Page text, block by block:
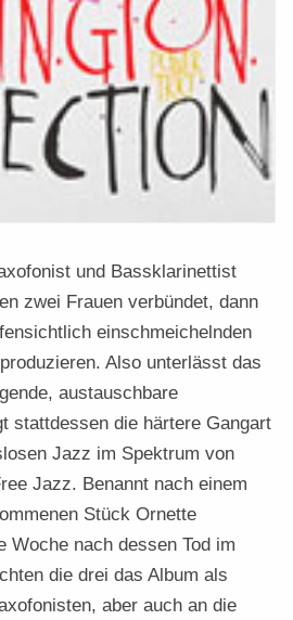
und Bassklarinettist
zwei Frauen verbündet, dann
einschmeichelnden
Also unterlässt das
austauschbare
stattdessen die härtere Gangart
Jazz im Spektrum von
Jazz. Benannt nach einem
Stück Ornette
Woche nach dessen Tod im
die drei das Album als
aber auch an die